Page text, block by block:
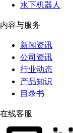
水下机器人
内容与服务
新闻资讯
公司资讯
行业动态
产品知识
目录书
在线客服